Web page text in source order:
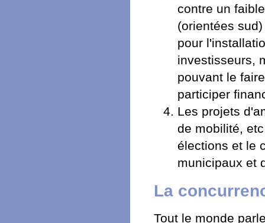
contre un
(orientées
pour
investisseurs,
pouvant le
participer
Les projets
de mobilité,
élections et le
municipaux et
La
Tout le monde